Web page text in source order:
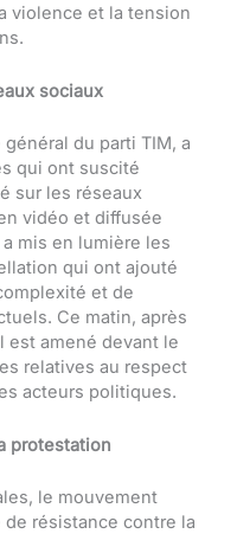
violence et la tension
sociaux
du parti TIM, a
qui ont suscité
sur les réseaux
vidéo et diffusée
mis en lumière les
qui ont ajouté
et de
Ce matin, après
est amené devant le
relatives au respect
acteurs politiques.
protestation
le mouvement
résistance contre la